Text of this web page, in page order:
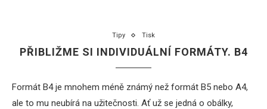
Tipy Tisk
PŘIBLIŽME SI INDIVIDUÁLNÍ FORMÁTY. B4
Formát B4 je mnohem méně známý než formát B5 nebo A4,
ale to mu neubírá na užitečnosti. Ať už se jedná o obálky,